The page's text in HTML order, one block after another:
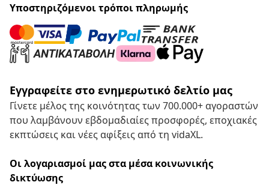
Υποστηριζόμενοι τρόποι πληρωμής
Εγγραφείτε στο ενημερωτικό δελτίο μας
Γίνετε μέλος της κοινότητας των 700.000+ αγοραστών
που λαμβάνουν εβδομαδιαίες προσφορές, εποχιακές
εκπτώσεις και νέες αφίξεις από τη vidaXL.
Οι λογαριασμοί μας στα μέσα κοινωνικής
δικτύωσης